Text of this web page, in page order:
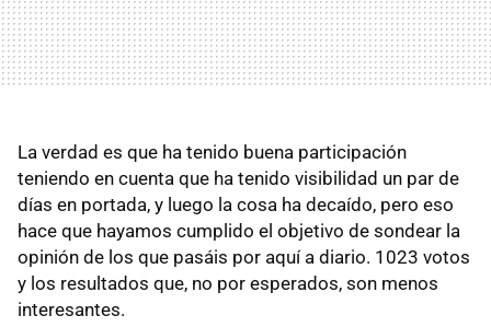
La verdad es que ha tenido buena participación
teniendo en cuenta que ha tenido visibilidad un par de
días en portada, y luego la cosa ha decaído, pero eso
hace que hayamos cumplido el objetivo de sondear la
opinión de los que pasáis por aquí a diario. 1023 votos
y los resultados que, no por esperados, son menos
interesantes.